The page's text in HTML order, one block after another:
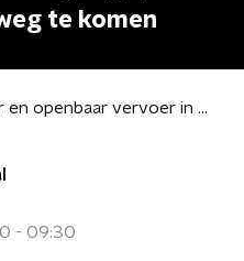
te komen
Vliegverkeer en openbaar vervoer in Wuhan stilgelegd, velen proberen weg te komen
- 09:30